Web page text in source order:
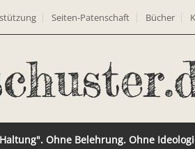
Seiten-Patenschaft Bücher
Ohne Belehrung. Ohne